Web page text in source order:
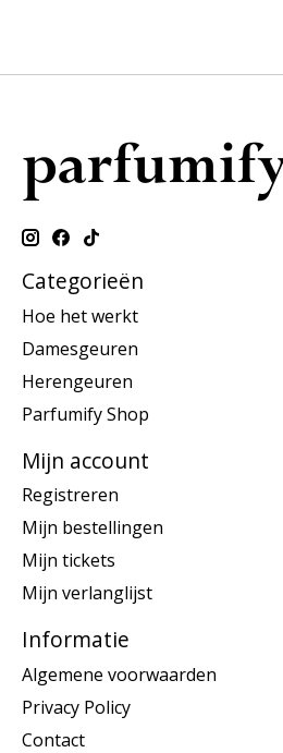
Categorieën
Hoe het werkt
Damesgeuren
Herengeuren
Parfumify Shop
Mijn account
Registreren
Mijn bestellingen
Mijn tickets
Mijn verlanglijst
Informatie
Algemene voorwaarden
Privacy Policy
Contact